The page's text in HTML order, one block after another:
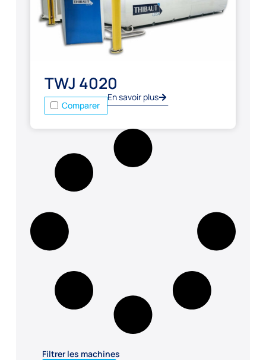
Filtrer les machines
TWJ 4020
Comparer
En savoir plus